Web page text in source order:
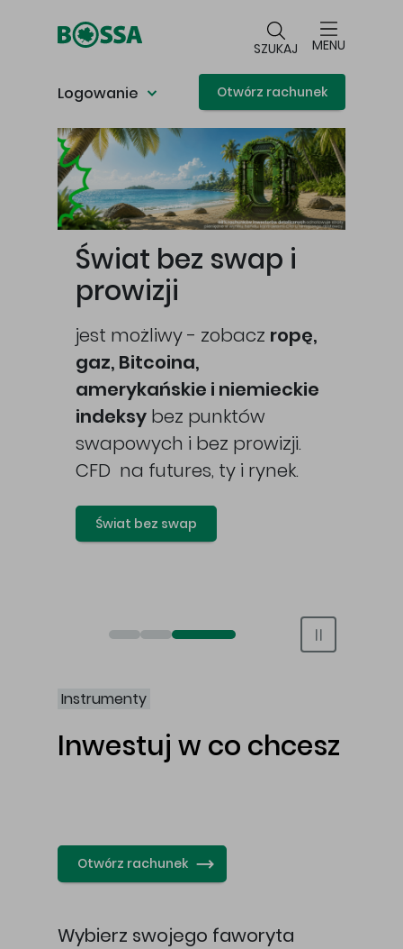
SZUKAJ MENU
Logowanie Otwórz rachunek
Główna treść
Świat bez swap i
prowizji
jest możliwy - zobacz ropę,
gaz, Bitcoina,
amerykańskie i niemieckie
indeksy bez punktów
swapowych i bez prowizji.
CFD na futures, ty i rynek.
Świat bez swap
Otwórz rachunek maklerski online
Otwórz konto IKE/IKZE
Świat bez swap i prowizji
Instrumenty
Inwestuj w co chcesz
Otwórz rachunek
Wybierz swojego faworyta